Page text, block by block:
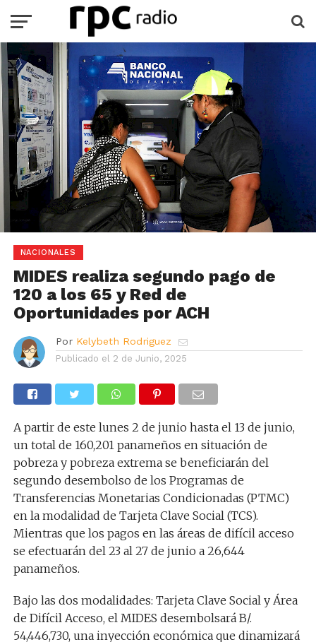
NACIONALES
MIDES realiza segundo pago de
120 a los 65 y Red de
Oportunidades por ACH
Por Kelybeth Rodriguez
Publicado el 2 de Junio, 2025
A partir de este lunes 2 de junio hasta el 13 de junio,
un total de 160,201 panameños en situación de
pobreza y pobreza extrema se beneficiarán del
segundo desembolso de los Programas de
Transferencias Monetarias Condicionadas (PTMC)
en la modalidad de Tarjeta Clave Social (TCS).
Mientras que los pagos en las áreas de difícil acceso
se efectuarán del 23 al 27 de junio a 26,644
panameños.
Bajo las dos modalidades: Tarjeta Clave Social y Área
de Difícil Acceso, el MIDES desembolsará B/.
54,446,730, una inyección económica que dinamizará